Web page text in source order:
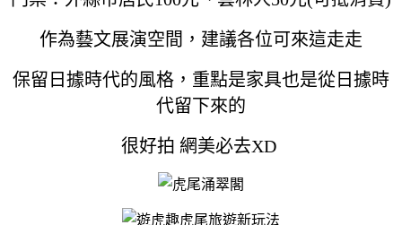
作為藝文展演空間，建議各位可來這走走
保留日據時代的風格，重點是家具也是從日據時
代留下來的
很好拍 網美必去XD